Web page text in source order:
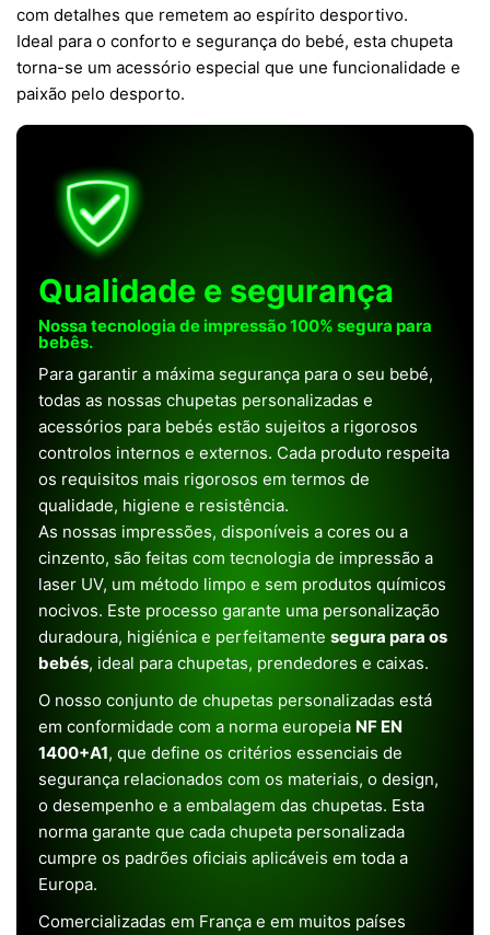
com detalhes que remetem ao espírito desportivo.
Ideal para o conforto e segurança do bebé, esta chupeta
torna-se um acessório especial que une funcionalidade e
paixão pelo desporto.
Qualidade e segurança
Nossa tecnologia de impressão 100% segura para
bebês.
Para garantir a máxima segurança para o seu bebé,
todas as nossas chupetas personalizadas e
acessórios para bebés estão sujeitos a rigorosos
controlos internos e externos. Cada produto respeita
os requisitos mais rigorosos em termos de
qualidade, higiene e resistência.
As nossas impressões, disponíveis a cores ou a
cinzento, são feitas com tecnologia de impressão a
laser UV, um método limpo e sem produtos químicos
nocivos. Este processo garante uma personalização
duradoura, higiénica e perfeitamente segura para os
bebés, ideal para chupetas, prendedores e caixas.
O nosso conjunto de chupetas personalizadas está
em conformidade com a norma europeia NF EN
1400+A1, que define os critérios essenciais de
segurança relacionados com os materiais, o design,
o desempenho e a embalagem das chupetas. Esta
norma garante que cada chupeta personalizada
cumpre os padrões oficiais aplicáveis em toda a
Europa.
Comercializadas em França e em muitos países